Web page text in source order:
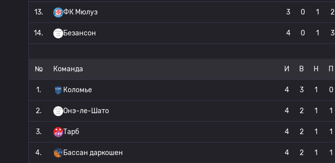
13. ФК Мюлуз 3 0 1 2
14. Безансон 4 0 1 3
№ Команда И В Н П
1. Коломье 4 3 1 0
2. Онэ-ле-Шато 4 2 1 1
3. Тарб 4 2 1 1
4. Бассан даркошен 4 2 1 1